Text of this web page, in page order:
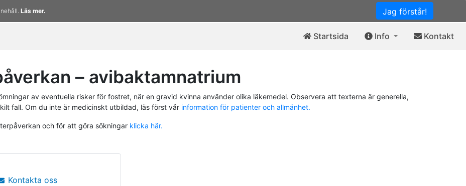
Jag förstår!
Läs mer.
Startsida Info Kontakt
– avibaktamnatrium
av eventuella risker för fostret, när en gravid kvinna använder olika läkemedel. Observera att texterna är generella,
fall. Om du inte är medicinskt utbildad, läs först vår information för patienter och allmänhet.
och för att göra sökningar klicka här.
Kontakta oss